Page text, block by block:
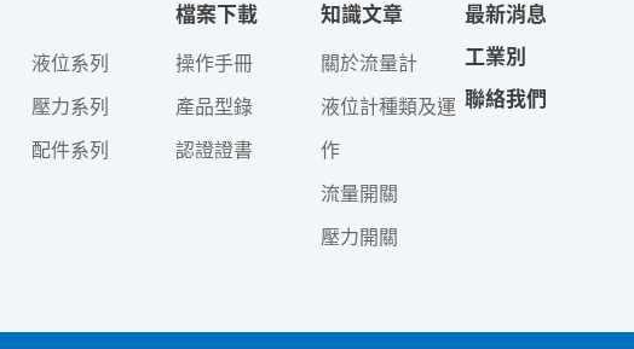
液位系列
壓力系列
配件系列
檔案下載
操作手冊
產品型錄
認證證書
知識文章
關於流量計
液位計種類及運
作
流量開關
壓力開關
最新消息
工業別
聯絡我們